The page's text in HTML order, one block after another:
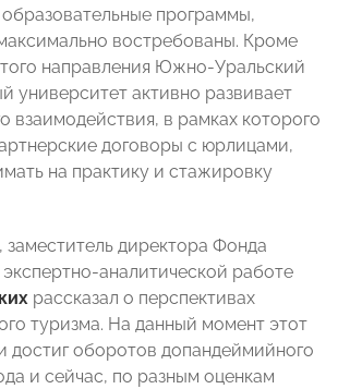
программы,
востребованы. Кроме
направления Южно-Уральский
университет активно развивает
взаимодействия, в рамках которого
договоры с юрлицами,
на практику и стажировку
заместитель директора Фонда
аналитической работе
рассказал о перспективах
туризма. На данный момент этот
достиг оборотов допандеймийного
и сейчас, по разным оценкам